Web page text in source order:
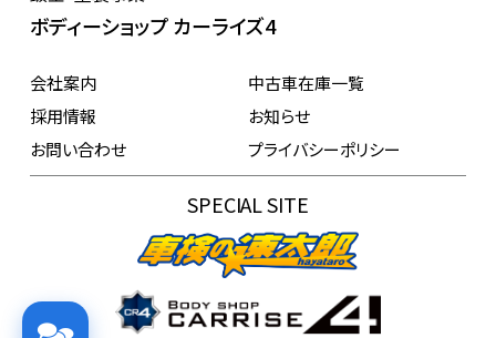
ボディーショップ カーライズ4
会社案内
中古車在庫一覧
採用情報
お知らせ
お問い合わせ
プライバシーポリシー
SPECIAL SITE